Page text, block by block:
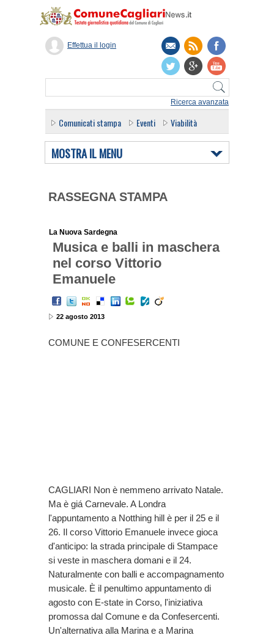
Ricerca avanzata
Effettua il login
Comunicati stampa Eventi Viabilità
MOSTRA IL MENU
RASSEGNA STAMPA
La Nuova Sardegna
Musica e balli in maschera
nel corso Vittorio
Emanuele
22 agosto 2013
COMUNE E CONFESERCENTI
CAGLIARI Non è nemmeno arrivato Natale.
Ma è giá Carnevale. A Londra
l'appuntamento a Notthing hill è per il 25 e il
26. Il corso Vittorio Emanuele invece gioca
d'anticipo: la strada principale di Stampace
si veste in maschera domani e il 24.
Naturalmente con balli e accompagnamento
musicale. È il penultimo appuntamento di
agosto con E-state in Corso, l'iniziativa
promossa dal Comune e da Confesercenti.
Un'alternativa alla Marina e a Marina